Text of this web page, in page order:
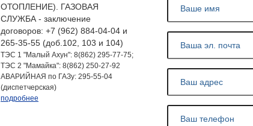
ОТОПЛЕНИЕ). ГАЗОВАЯ
СЛУЖБА - заключение
договоров: +7 (962) 884-04-04 и
265-35-55 (доб.102, 103 и 104)
ТЭС 1 "Малый Ахун": 8(862) 295-77-75;
ТЭС 2 "Мамайка": 8(862) 250-27-92
АВАРИЙНАЯ по ГАЗу: 295-55-04
(диспетчерская)
подробнее